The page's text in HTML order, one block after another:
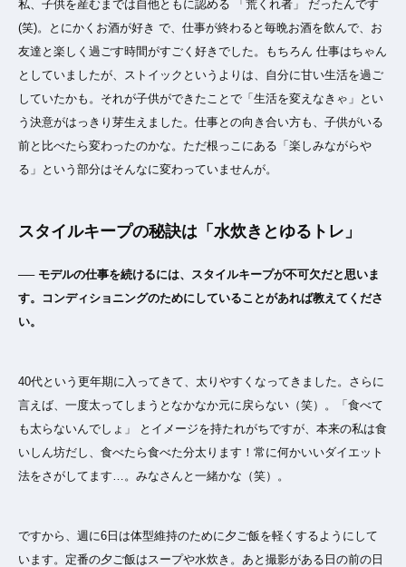
私、子供を産むまでは自他ともに認める 「荒くれ者」 だったんです
(笑)。とにかくお酒が好き で、仕事が終わると毎晩お酒を飲んで、お
友達と楽しく過ごす時間がすごく好きでした。もちろん 仕事はちゃん
としていましたが、ストイックというよりは、自分に甘い生活を過ご
していたかも。それが子供ができたことで「生活を変えなきゃ」とい
う決意がはっきり芽生えました。仕事との向き合い方も、子供がいる
前と比べたら変わったのかな。ただ根っこにある「楽しみながらや
る」という部分はそんなに変わっていませんが。
スタイルキープの秘訣は「水炊きとゆるトレ」
── モデルの仕事を続けるには、スタイルキープが不可欠だと思いま
す。コンディショニングのためにしていることがあれば教えてくださ
い。
40代という更年期に入ってきて、太りやすくなってきました。さらに
言えば、一度太ってしまうとなかなか元に戻らない（笑）。「食べて
も太らないんでしょ」 とイメージを持たれがちですが、本来の私は食
いしん坊だし、食べたら食べた分太ります！常に何かいいダイエット
法をさがしてます…。みなさんと一緒かな（笑）。
ですから、週に6日は体型維持のために夕ご飯を軽くするようにして
います。定番の夕ご飯はスープや水炊き。あと撮影がある日の前の日